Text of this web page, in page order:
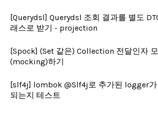
[Querydsl] Querydsl 조회 결과를 별도
래스로 받기 - projection
[Spock] (Set 같은) Collection 전달인자
(mocking)하기
[slf4j] lombok @Slf4j로 추가된 logger가
되는지 테스트